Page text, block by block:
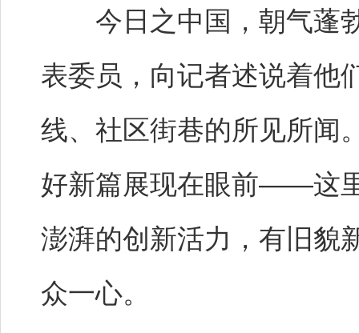
今日之中国，朝气蓬勃
表委员，向记者述说着他
线、社区街巷的所见所闻
好新篇展现在眼前——这
澎湃的创新活力，有旧貌
众一心。